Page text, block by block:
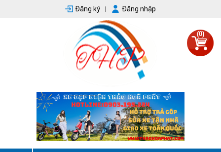
Đăng ký Đăng nhập
(0)